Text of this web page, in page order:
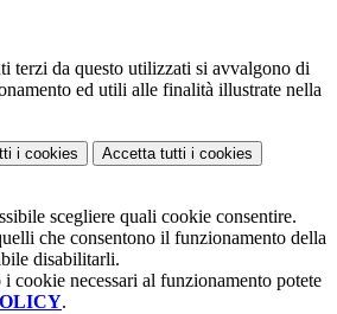
terzi da questo utilizzati si avvalgono di
ed utili alle finalità illustrate nella
i cookies Accetta tutti i cookies
scegliere quali cookie consentire.
che consentono il funzionamento della
disabilitarli.
cookie necessari al funzionamento potete
.